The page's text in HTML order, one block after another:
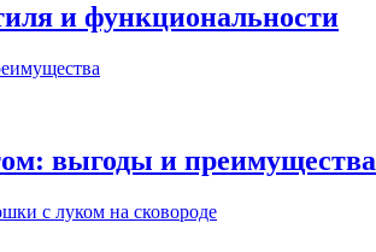
и функциональности
выгоды и преимущества